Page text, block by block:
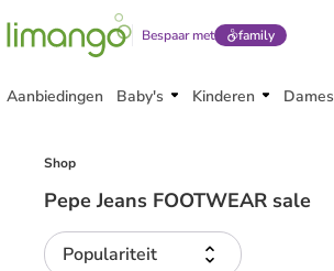
Bespaar met family
Aanbiedingen Baby's Kinderen Dames
Shop
Pepe Jeans FOOTWEAR sale
Populariteit